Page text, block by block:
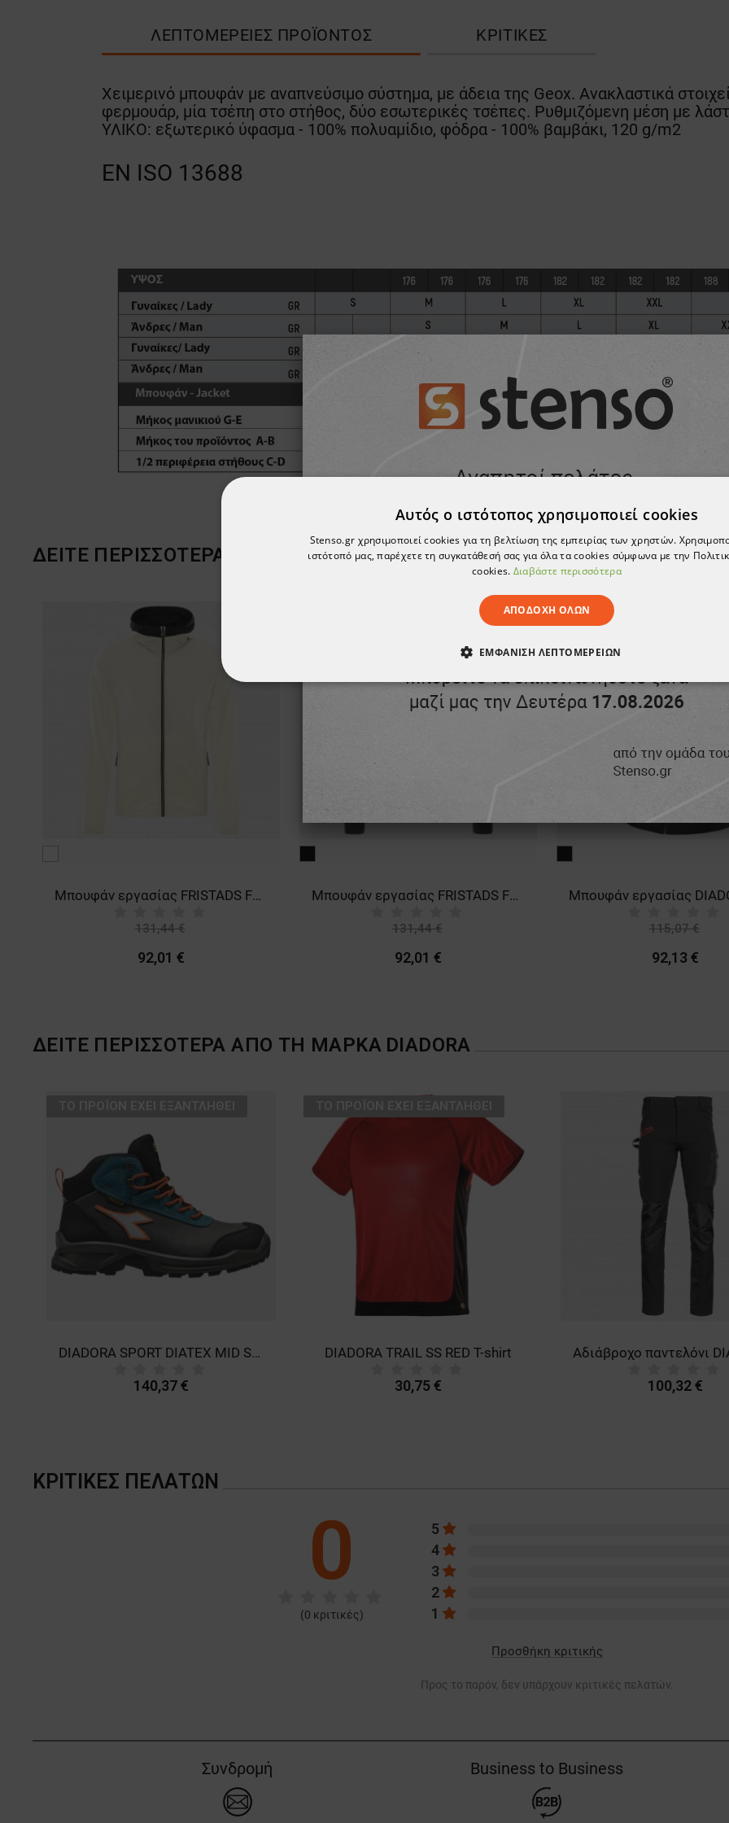
ΛΕΠΤΟΜΈΡΕΙΕΣ ΠΡΟΪΌΝΤΟΣ ΚΡΙΤΙΚΈΣ
Χειμερινό μπουφάν με αναπνεύσιμο σύστημα, με άδεια της Geox. Ανακλαστικά
φερμουάρ, μία τσέπη στο στήθος, δύο εσωτερικές τσέπες. Ρυθμιζόμενη μέση με
ΥΛΙΚΟ: εξωτερικό ύφασμα - 100% πολυαμίδιο, φόδρα - 100% βαμβάκι, 120 g/m2
EN ISO 13688
ΔΕΊΤΕ ΠΕΡΙΣΣΌΤΕΡΑ
Μπουφάν εργασίας FRISTADS FUNCTIONAL HOODED 4-STRETCH WHITE
131,44 €
92,01 €
Μπουφάν εργασίας FRISTADS FUNCTIONAL HOODED 4-STRETCH BLACK
131,44 €
92,01 €
115,07 €
92,13 €
ΔΕΙΤΕ ΠΕΡΙΣΣΟΤΕΡΑ ΑΠΟ ΤΗ ΜΑΡΚΑ DIADORA
DIADORA SPORT DIATEX MID S3 WR CI SRC Work shoes
140,37 €
DIADORA TRAIL SS RED T-shirt
30,75 € 100,32 €
ΚΡΙΤΙΚΈΣ ΠΕΛΑΤΏΝ
0
(0 κριτικές)
5
4
3
2
1
Προσθήκη κριτικής
Προς το παρόν, δεν υπάρχουν κριτικές πελατών.
Συνδρομή Business to Business
Αυτός ο ιστότοπος χρησιμοποιεί cookies
Stenso.gr χρησιμοποιεί cookies για τη βελτίωση της εμπειρίας των χρηστών.
ιστότοπό μας, παρέχετε τη συγκατάθεσή σας για όλα τα cookies σύμφωνα με την
cookies. Διαβάστε περισσότερα
ΑΠΟΔΟΧΉ ΌΛΩΝ
ΕΜΦΆΝΙΣΗ ΛΕΠΤΟΜΕΡΕΙΏΝ
ΑΠΟΛΎΤΩΣ ΑΠΑΡΑΊΤΗΤΑ ΑΠΌΔΟΣΗΣ ΣΤΌΧΕΥΣΗΣ